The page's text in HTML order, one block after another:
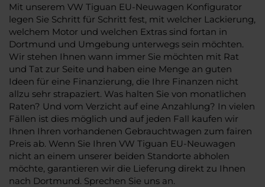
Mit unserem VW Tiguan EU-Neuwagen Konfigurator
legen Sie Schritt für Schritt fest, mit welcher Lackierung,
welchem Motor und welchen Extras sind fortan in
Dortmund und Umgebung unterwegs sein möchten.
Wir stehen Ihnen wann immer Sie möchten mit Rat
und Tat zur Seite und haben eine Menge an guten
Ideen für eine Finanzierung, die Ihre Finanzen nicht
allzu sehr strapaziert. Was halten Sie von monatlichen
Raten? Und vom Verzicht auf eine Anzahlung? In vielen
Fällen ist dies möglich und auf jeden Fall kaufen wir
Ihnen Ihren vorhandenen Gebrauchtwagen zum fairen
Preis ab. Wenn Sie Ihren VW Tiguan EU-Neuwagen
nicht an einem unserer beiden Standorte abholen
möchte, garantieren wir die Lieferung direkt zu Ihnen
nach Dortmund. Sprechen Sie uns an.